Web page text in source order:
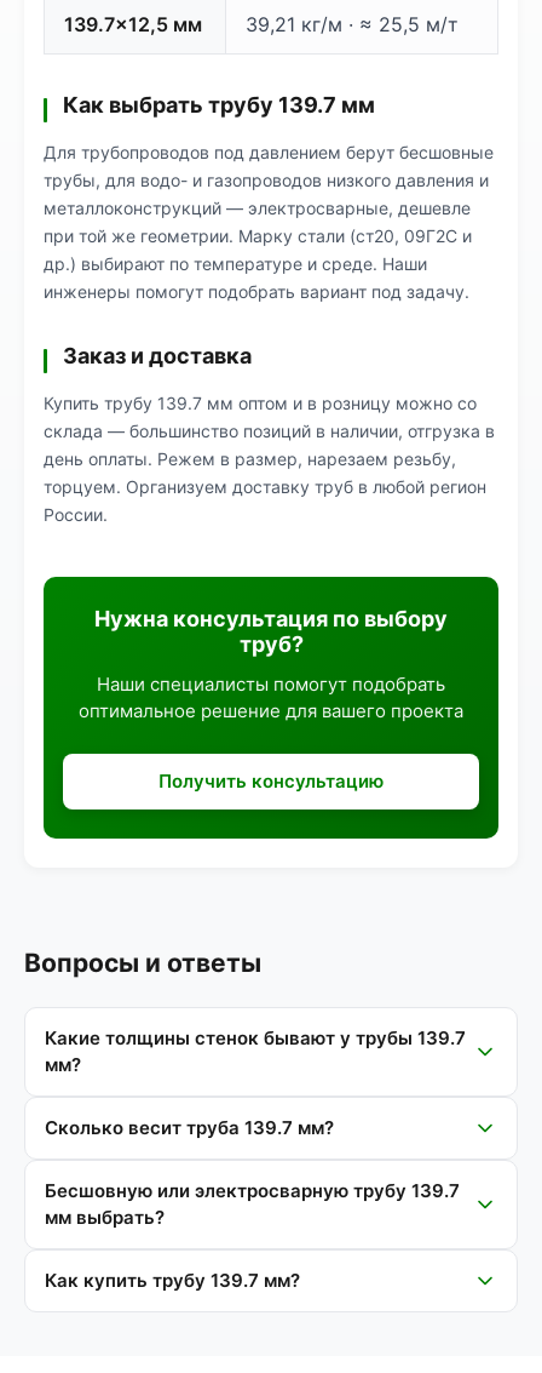
139.7×12,5 мм 39,21 кг/м · ≈ 25,5 м/т
Как выбрать трубу 139.7 мм
Для трубопроводов под давлением берут бесшовные
трубы, для водо- и газопроводов низкого давления и
металлоконструкций — электросварные, дешевле
при той же геометрии. Марку стали (ст20, 09Г2С и
др.) выбирают по температуре и среде. Наши
инженеры помогут подобрать вариант под задачу.
Заказ и доставка
Купить трубу 139.7 мм оптом и в розницу можно со
склада — большинство позиций в наличии, отгрузка в
день оплаты. Режем в размер, нарезаем резьбу,
торцуем. Организуем доставку труб в любой регион
России.
Нужна консультация по выбору
труб?
Наши специалисты помогут подобрать
оптимальное решение для вашего проекта
Получить консультацию
Вопросы и ответы
Какие толщины стенок бывают у трубы 139.7
мм?
Сколько весит труба 139.7 мм?
Бесшовную или электросварную трубу 139.7
мм выбрать?
Как купить трубу 139.7 мм?